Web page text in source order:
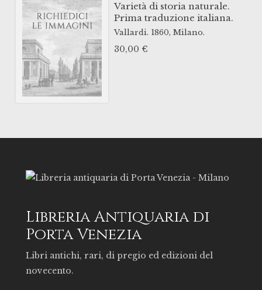
Varietà di storia naturale.
Prima traduzione italiana.
Vallardi. 1860, Milano.
30,00 €
Libreria Antiquaria di
Porta Venezia
Libri antichi, rari, di pregio ed edizioni del
novecento.